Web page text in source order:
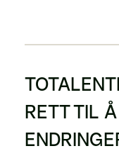
RETT TIL